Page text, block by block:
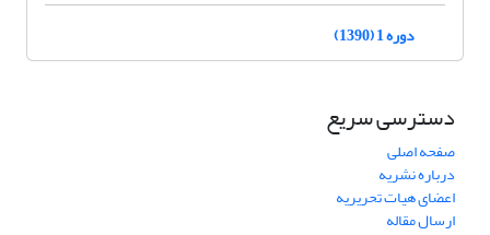
دوره 1 (1390)
دسترسی سریع
صفحه اصلی
درباره نشریه
اعضای هیات تحریریه
ارسال مقاله